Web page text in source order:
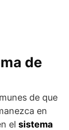
de
de que
en
el sistema